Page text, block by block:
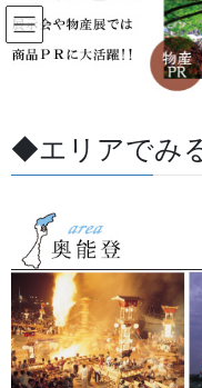
コ
ン
テ
移
動
ナ
ビ
ゲ
ン
に
す
すべての記事 お
2018/06/20 / 最終更新日 :
お祭備品と豆知識
お祭りの熱
祭り用品を取り扱い初め
◆エリアでみ